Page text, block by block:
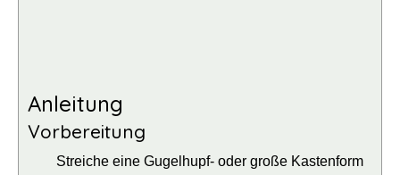
Anleitung
Vorbereitung
Streiche eine Gugelhupf- oder große Kastenform